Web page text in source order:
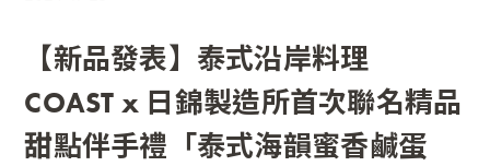
【新品發表】泰式沿岸料理
COAST x 日錦製造所首次聯名精品
甜點伴手禮「泰式海韻蜜香鹹蛋